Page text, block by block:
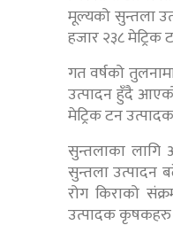
मूल्यको सुन्तला
हजार २३८
गत वर्षको
उत्पादन हुँदै
मेट्रिक टन
सुन्तलाका लागि
सुन्तला उत्पादन
रोग किराको
उत्पादक कृषकहरु